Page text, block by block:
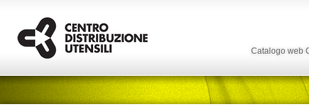
Catalogo web